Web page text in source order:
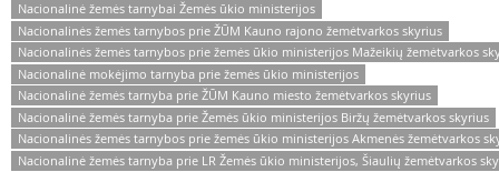
Nacionalinė žemės tarnybai Žemės ūkio ministerijos
Nacionalinės žemės tarnybos prie ŽŪM Kauno rajono žemėtvarkos skyrius
Nacionalinės žemės tarnybos prie žemės ūkio ministerijos Mažeikių žemėtvarkos
Nacionalinė mokėjimo tarnyba prie žemės ūkio ministerijos
Nacionalinė žemės tarnyba prie ŽŪM Kauno miesto žemėtvarkos skyrius
Nacionalinė žemės tarnyba prie Žemės ūkio ministerijos Biržų žemėtvarkos skyrius
Nacionalinės žemės tarnybos prie žemės ūkio ministerijos Akmenės žemėtvarkos
Nacionalinė žemės tarnyba prie LR Žemės ūkio ministerijos, Šiaulių žemėtvarkos